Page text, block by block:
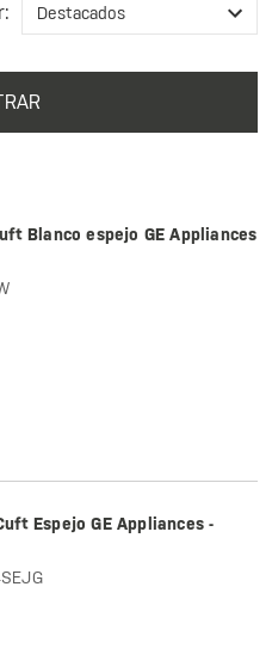
Blanco espejo GE Appliances
Espejo GE Appliances -